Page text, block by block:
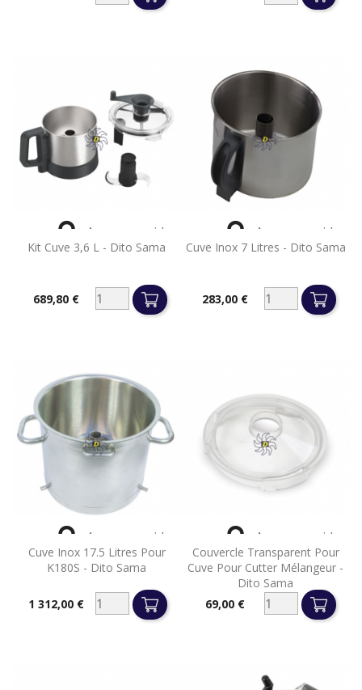
Kit Cuve 3,6 L - Dito Sama
Prix689,80 €
 Aperçu rapide
Cuve Inox 7 Litres - Dito Sama
Prix283,00 €
 Aperçu rapide
Cuve Inox 17.5 Litres Pour
K180S - Dito Sama
Prix1 312,00 €
 Aperçu rapide
Couvercle Transparent Pour
Cuve Pour Cutter Mélangeur -
Dito Sama
Prix69,00 €
 Aperçu rapide